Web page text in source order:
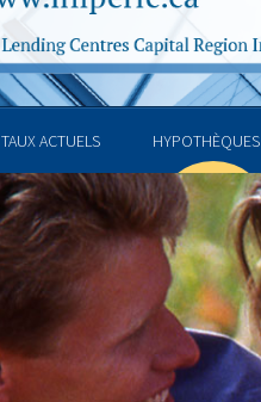
TAUX ACTUELS HYPOTHÈQUES